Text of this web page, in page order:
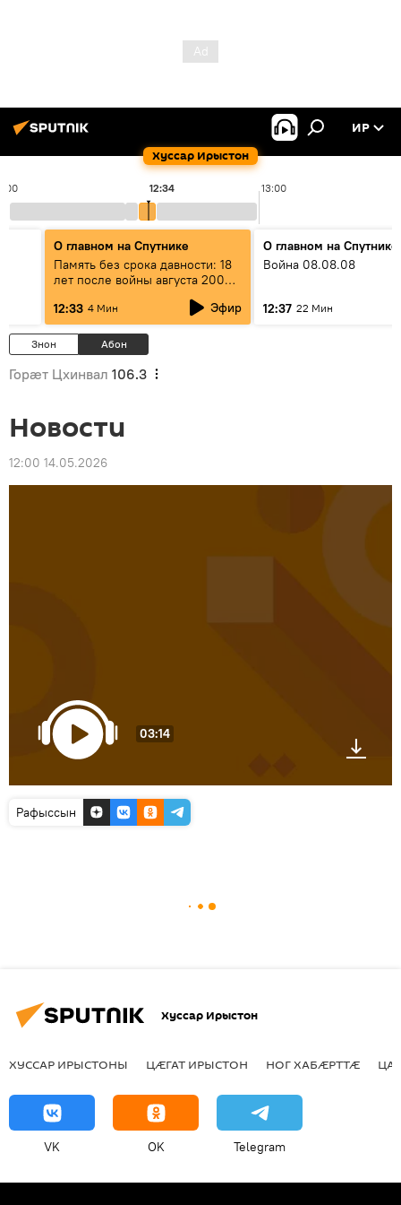
Хуссар Ирыстон
ИР
13:00
12:34
О главном на Спутнике
Память без срока давности: 18
лет после войны августа 2008
12:33 4 Мин Эфир
О главном на Спутнике
Война 08.08.08
12:37 22 Мин
Знон Абон
Горӕт Цхинвал 106.3
Новости
12:00 14.05.2026
03:14
Рафыссын
Хуссар Ирыстон
ХУССАР ИРЫСТОНЫ ЦӔГАТ ИРЫСТОН НОГ ХАБӔРТТӔ
VK OK Telegram